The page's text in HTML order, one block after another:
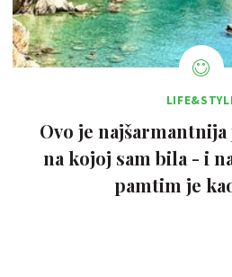
Ovo je
na kojoj sam bila - i
pamtim je